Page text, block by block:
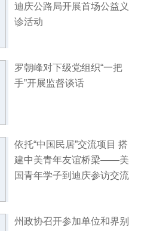
迪庆公路局开展首场公益义
诊活动
罗朝峰对下级党组织“一把
手”开展监督谈话
依托“中国民居”交流项目 搭
建中美青年友谊桥梁——美
国青年学子到迪庆参访交流
州政协召开参加单位和界别